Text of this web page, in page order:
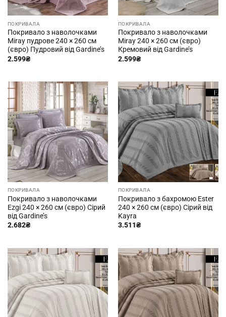
ПОКРИВАЛА
Покривало з наволочками
Miray пудрове 240 × 260 см
(євро) Пудровий від Gardine’s
2.599₴
ПОКРИВАЛА
Покривало з наволочками
Miray 240 × 260 см (євро)
Кремовий від Gardine’s
2.599₴
ПОКРИВАЛА
Покривало з наволочками
Ezgi 240 × 260 см (євро) Сірий
від Gardine’s
2.682₴
ПОКРИВАЛА
Покривало з бахромою Ester
240 × 260 см (євро) Сірий від
Kayra
3.511₴